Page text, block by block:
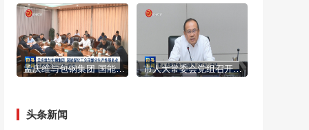
孟庆维与包钢集团 国能煤化工公司部分生产性服务业外埠协作企业一对一座谈 市人大常委会党组召开（扩大）会议
头条新闻